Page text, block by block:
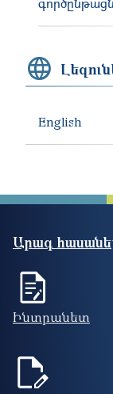
English
Արագ
Ինտրանետ